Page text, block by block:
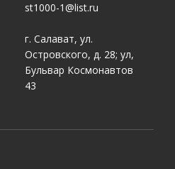
st1000-1@list.ru
г. Салават, ул.
Островского, д. 28; ул,
Бульвар Космонавтов
43